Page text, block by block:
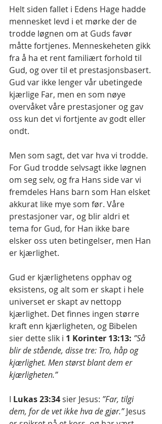
Helt siden fallet i Edens Hage hadde
mennesket levd i et mørke der de
trodde løgnen om at Guds favør
måtte fortjenes. Menneskeheten gikk
fra å ha et rent familiært forhold til
Gud, og over til et prestasjonsbasert.
Gud var ikke lenger vår ubetingede
kjærlige Far, men en som nøye
overvåket våre prestasjoner og gav
oss kun det vi fortjente av godt eller
ondt.
Men som sagt, det var hva vi trodde.
For Gud trodde selvsagt ikke løgnen
om seg selv, og fra Hans side var vi
fremdeles Hans barn som Han elsket
akkurat like mye som før. Våre
prestasjoner var, og blir aldri et
tema for Gud, for Han ikke bare
elsker oss uten betingelser, men Han
er kjærlighet.
Gud er kjærlighetens opphav og
eksistens, og alt som er skapt i hele
universet er skapt av nettopp
kjærlighet. Det finnes ingen større
kraft enn kjærligheten, og Bibelen
sier dette slik i 1 Korinter 13:13: ”Så
blir de stående, disse tre: Tro, håp og
kjærlighet. Men størst blant dem er
kjærligheten.”
I Lukas 23:34 sier Jesus: ”Far, tilgi
dem, for de vet ikke hva de gjør.” Jesus